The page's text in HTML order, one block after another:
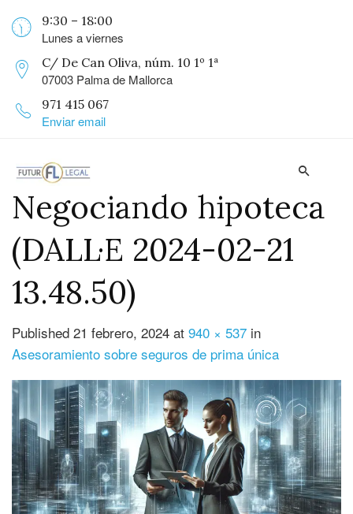
9:30 – 18:00
Lunes a viernes
C/ De Can Oliva, núm. 10 1º 1ª
07003 Palma de Mallorca
971 415 067
Enviar email
Negociando hipoteca
(DALL·E 2024-02-21
13.48.50)
Published 21 febrero, 2024 at 940 × 537 in
Asesoramiento sobre seguros de prima única